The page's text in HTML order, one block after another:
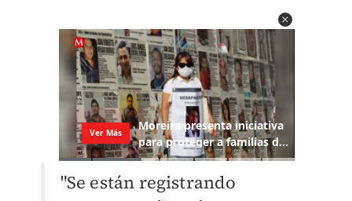
"Se están registrando